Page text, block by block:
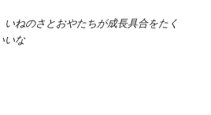
ねのさとおやたちが成長具合をたく
いな